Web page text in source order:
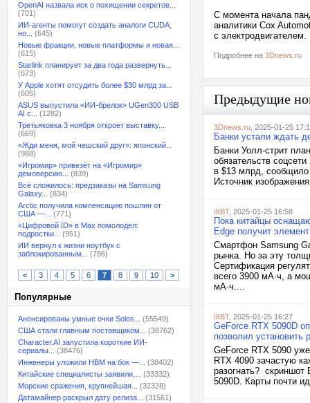
OpenAI назвала иск о похищении секретов...
(701)
ИИ-агенты помогут создать аналоги CUDA,
но...
(645)
Новые фракции, новые платформы и новая...
(615)
Starlink планирует за два года развернуть...
(673)
У Apple хотят отсудить более $30 млрд за...
(605)
ASUS выпустила «ИИ-брелок» UGen300 USB
AI с...
(1282)
Третьяковка 3 ноября откроет выставку...
(669)
«Жди меня, мой чешский друг»: японский...
(988)
«Игромир» привезёт на «Игромир»
демоверсию...
(839)
Всё сложилось: предзаказы на Samsung
Galaxy...
(834)
Arctic получила компенсацию пошлин от
США —...
(771)
«Цифровой ID» в Max помолодел:
подростки...
(951)
ИИ вернул к жизни ноутбук с
заблокированным...
(786)
< 3 4 5 6 7 8 9 10 >
Популярные
Анонсированы умные очки Solos...
(55549)
США стали главным поставщиком...
(38762)
Character.AI запустила короткие ИИ-
сериалы...
(38476)
Инженеры уложили HBM на бок —...
(38402)
Китайские специалисты заявили,...
(33332)
Морские сражения, крупнейшая...
(32328)
Датамайнер раскрыл дату релиза...
(31561)
С момента начала
аналитики Cox
с
Подробнее на 3Dnews.ru
Предыдущие
3Dnews.ru , 2025-01-25
Банки устали ждать
Банки Уолл-стрит
обязательств
в $13 млрд, сообщило
Источник
iXBT, 2025-01-25 16:58
Пока китайцы
Edge получит
Смартфон Samsung
рынка. Но за эту
Сертификация
всего 3900 мА·ч, а
мА·ч....
iXBT, 2025-01-25 16:27
GeForce RTX 5090D
позволил установить
GeForce RTX 5090
RTX 4090 зачастую
разогнать? скриншот
5090D. Карты почти